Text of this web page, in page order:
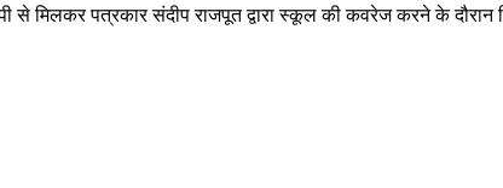
मिलकर पत्रकार संदीप राजपूत द्वारा स्कूल की कवरेज करने के दौरान